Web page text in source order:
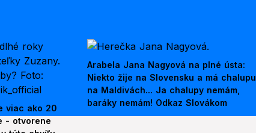
viac ako 20
- otvorene
Arabela Jana Nagyová na plné ústa:
Niekto žije na Slovensku a má chalupu
na Maldivách... Ja chalupy nemám,
baráky nemám! Odkaz Slovákom